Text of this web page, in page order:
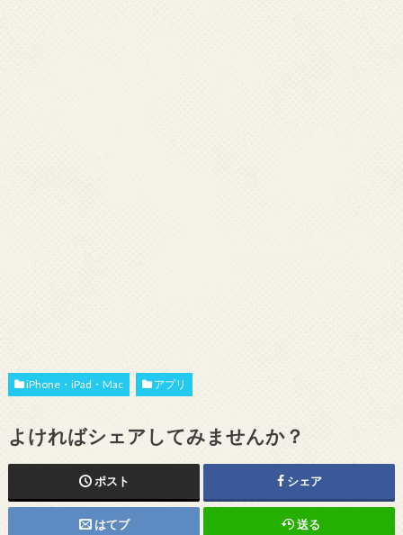
iPhone・iPad・Mac アプリ
よければシェアしてみませんか？
ポスト シェア
はてブ 送る